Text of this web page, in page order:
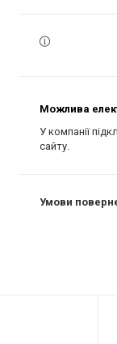
У компанії
сайту.